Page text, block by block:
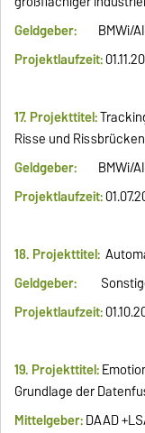
Geldgeber: BMWi/
Projektlaufzeit:
17. Projekttitel:
Risse und
Geldgeber: BMWi/
Projektlaufzeit:
18. Projekttitel:
Geldgeber:
Projektlaufzeit:
19. Projekttitel:
Grundlage der
Mittelgeber:DAAD